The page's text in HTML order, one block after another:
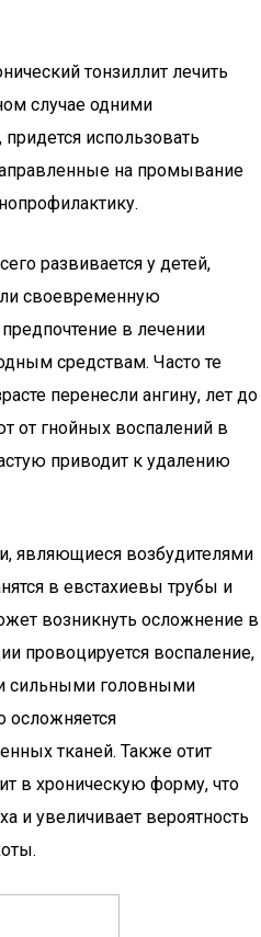
тонзиллит лечить
случае одними
использовать
на промывание
развивается у детей,
своевременную
в лечении
средствам. Часто те
перенесли ангину, лет до
от гнойных воспалений в
приводит к удалению
являющиеся возбудителями
в евстахиевы трубы и
возникнуть осложнение в
провоцируется воспаление,
сильными головными
осложняется
тканей. Также отит
в хроническую форму, что
и увеличивает вероятность